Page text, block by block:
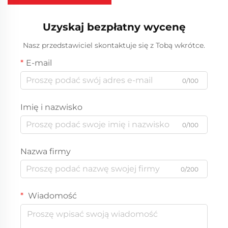
Uzyskaj bezpłatny wycenę
Nasz przedstawiciel skontaktuje się z Tobą wkrótce.
E-mail
0/100
Imię i nazwisko
0/100
Nazwa firmy
0/200
Wiadomość